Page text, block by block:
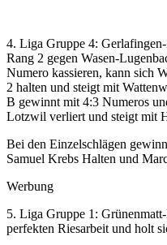
4. Liga Gruppe 4:
Rang 2 gegen Wasen-
Numero kassieren, kann sich
2 halten und steigt mit
B gewinnt mit 4:3 Numeros
Lotzwil verliert und steigt mit
Bei den Einzelschlägen
Samuel Krebs Halten und
Werbung
5. Liga Gruppe 1:
perfekten Riesarbeit und holt